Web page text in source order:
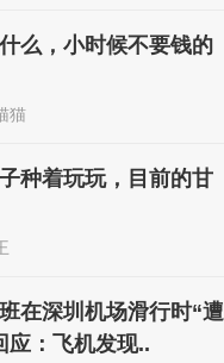
么，小时候不要钱的
猫
种着玩玩，目前的甘
在深圳机场滑行时“遭
应：飞机发现..